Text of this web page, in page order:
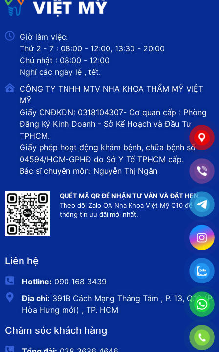
Giờ làm việc:
Thứ 2 - 7 : 08:00 - 12:00, 13:30 - 20:00
Chủ nhật : 08:00 - 12:00
Nghỉ các ngày lễ , tết.
CÔNG TY TNHH MTV NHA KHOA THẨM MỸ VIỆT
MỸ
Giấy CNĐKDN: 0318104307- Cơ quan cấp : Phòng
Đăng Ký Kinh Doanh - Sở Kế Hoạch và Đầu Tư
TPHCM.
Giấy phép hoạt động khám bệnh, chữa bệnh số
04594/HCM-GPHĐ do Sở Y Tế TPHCM cấp.
Bác sĩ chuyên môn: Nguyễn Thị Ngân
QUÉT MÃ QR ĐỂ NHẬN TƯ VẤN VÀ ĐẶT HẸN
Theo dõi Zalo OA Nha Khoa Việt Mỹ Q10 để nhận
thông tin ưu đãi mới nhất.
Liên hệ
Hotline: 090 168 3439
Địa chỉ: 391B Cách Mạng Tháng Tám , P. 13, Q.10 (P.
Hòa Hưng mới) , TP. HCM
Chăm sóc khách hàng